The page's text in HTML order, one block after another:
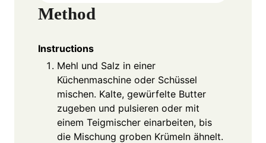
Method
Instructions
Mehl und Salz in einer
Küchenmaschine oder Schüssel
mischen. Kalte, gewürfelte Butter
zugeben und pulsieren oder mit
einem Teigmischer einarbeiten, bis
die Mischung groben Krümeln ähnelt.